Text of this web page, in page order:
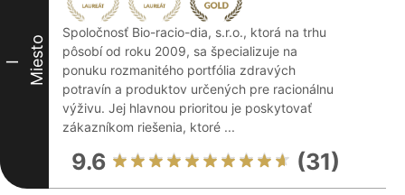
I Miesto
Spoločnosť Bio-racio-dia, s.r.o., ktorá na trhu
pôsobí od roku 2009, sa špecializuje na
ponuku rozmanitého portfólia zdravých
potravín a produktov určených pre racionálnu
výživu. Jej hlavnou prioritou je poskytovať
zákazníkom riešenia, ktoré ...
9.6 (31)